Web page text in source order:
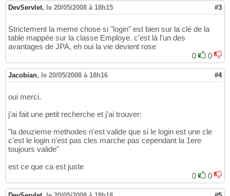
DevServlet, le 20/05/2008 à 18h15 #3
Strictement la meme chose si "login" est bien sur la clé de la
table mappée sur la classe Employe. c'est là l'un des
avantages de JPA, eh oui la vie devient rose
0
0
Jacobian, le 20/05/2008 à 18h16 #4
oui merci.
j'ai fait une petit recherche et j'ai trouver:
"la deuzieme methodes n'est valide que si le login est une cle
c'est le login n'est pas cles marche pas cependant la 1ere
toujours valide"
est ce que ca est juste
0
0